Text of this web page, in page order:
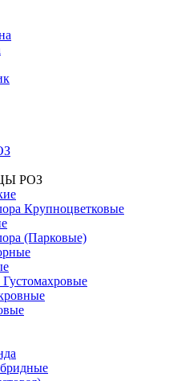
РОЗ
Крупноцветковые
(Парковые)